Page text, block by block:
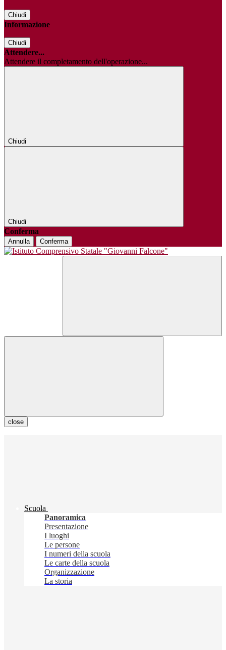
Chiudi
Informazione
Chiudi
Attendere...
Attendere il completamento dell'operazione...
Chiudi
Chiudi
Conferma
Annulla Conferma
close
Scuola
Panoramica
Presentazione
I luoghi
Le persone
I numeri della scuola
Le carte della scuola
Organizzazione
La storia